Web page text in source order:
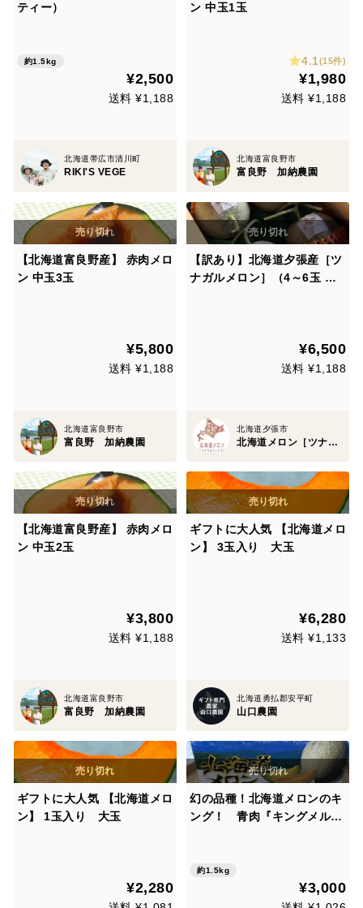
ティー）
約1.5kg
¥2,500
送料 ¥1,188
北海道帯広市清川町
RIKI'S VEGE
ン 中玉1玉
4.1(15件)
¥1,980
送料 ¥1,188
北海道富良野市
富良野 加納農園
【北海道富良野産】 赤肉メロ
ン 中玉3玉
¥5,800
送料 ¥1,188
北海道富良野市
富良野 加納農園
【訳あり】北海道夕張産［ツ
ナガルメロン］（4～6玉 ）
¥6,500
送料 ¥1,188
北海道夕張市
北海道メロン［ツナガルティアラ］
【北海道富良野産】 赤肉メロ
ン 中玉2玉
¥3,800
送料 ¥1,188
北海道富良野市
富良野 加納農園
ギフトに大人気 【北海道メロ
ン】 3玉入り 大玉
¥6,280
送料 ¥1,133
北海道勇払郡安平町
山口農園
ギフトに大人気 【北海道メロ
ン】 1玉入り 大玉
¥2,280
幻の品種！北海道メロンのキ
ング！ 青肉『キングメルテ
約1.5kg
¥3,000